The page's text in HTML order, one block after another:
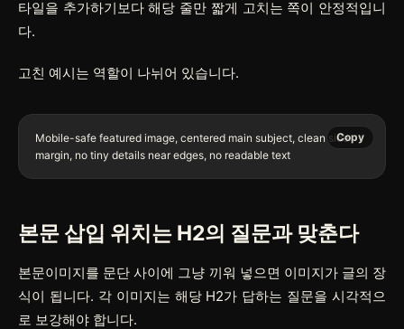
타일을 추가하기보다 해당 줄만 짧게 고치는 쪽이 안정적입니
다.
고친 예시는 역할이 나뉘어 있습니다.
Mobile-safe featured image, centered main subject, clean side Copy
본문 삽입 위치는 H2의 질문과 맞춘다
본문이미지를 문단 사이에 그냥 끼워 넣으면 이미지가 글의 장
식이 됩니다. 각 이미지는 해당 H2가 답하는 질문을 시각적으
로 보강해야 합니다.